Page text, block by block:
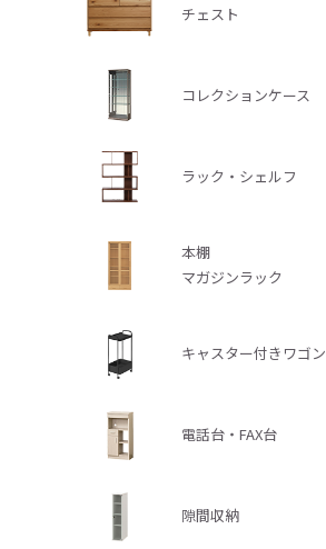
チェスト
コレクションケース
ラック・シェルフ
本棚
マガジンラック
キャスター付きワゴン
電話台・FAX台
隙間収納